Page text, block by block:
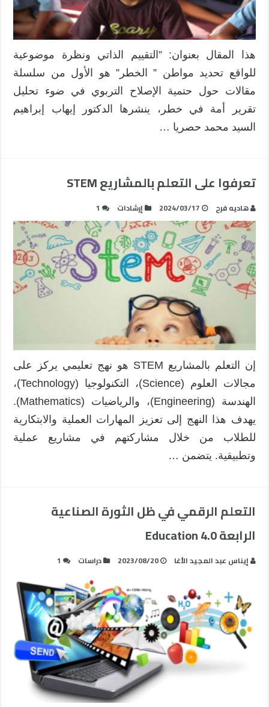
هذا المقال بعنوان: ”التقييم الذاتي ونظرة موضوعية
للواقع تحديد مواطن ” الخطر” هو الأول من سلسلة
مقالات حول حتمية الإصلاح التربوي في ضوء تحليل
تقرير أمة في خطر، ينشرها الدكتور إيهاب إبراهيم
السيد محمد حصريا …
تعرفوا على التعلم بالمشاريع STEM
هاديه فرح 2024/03/17 إرشادات 1
إن التعلم بالمشاريع STEM هو نهج تعليمي يركز على
مجالات العلوم (Science)، التكنولوجيا (Technology)،
الهندسة (Engineering)، والرياضيات (Mathematics).
يهدف هذا النهج إلى تعزيز المهارات العملية والابتكارية
للطلاب من خلال مشاركتهم في مشاريع عملية
وتطبيقية. يتضمن …
التعلم الرقمي في ظل الثورة الصناعية
الرابعة Education 4.0
إيناس عبد المجيد الأغا 2023/08/20 دراسات 1